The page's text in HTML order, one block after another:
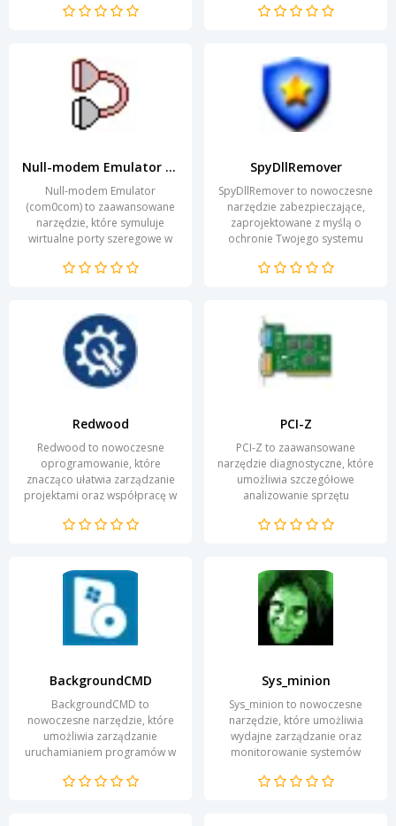
intuicyjnemu...
podejściu, program wspiera...
Null-modem Emulator (com0com)
Null-modem Emulator
(com0com) to zaawansowane
narzędzie, które symuluje
wirtualne porty szeregowe w
Windows. Umożliwia ono
SpyDllRemover
SpyDllRemover to nowoczesne
narzędzie zabezpieczające,
zaprojektowane z myślą o
ochronie Twojego systemu
oprogramowaniem. Dzięki
Redwood
Redwood to nowoczesne
oprogramowanie, które
znacząco ułatwia zarządzanie
projektami oraz współpracę w
interfejsowi, użytkownicy...
PCI-Z
PCI-Z to zaawansowane
narzędzie diagnostyczne, które
umożliwia szczegółowe
analizowanie sprzętu
dostarcza precyzyjnych
BackgroundCMD
BackgroundCMD to
nowoczesne narzędzie, które
umożliwia zarządzanie
uruchamianiem programów w
różnych procesów bez
Sys_minion
Sys_minion to nowoczesne
narzędzie, które umożliwia
wydajne zarządzanie oraz
monitorowanie systemów
prostemu interfejsowi